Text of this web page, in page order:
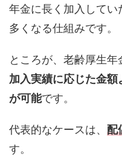
年金に長く加入して
多くなる仕組みです。
ところが、老齢厚生年
加入実績に応じた金額
が可能です。
代表的なケースは、 配
す。